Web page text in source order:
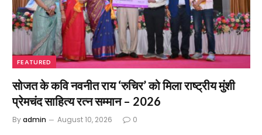
FEATURED
सोजत के कवि नवनीत राय ‘रुचिर’ को मिला राष्ट्रीय मुंशी
प्रेमचंद साहित्य रत्न सम्मान – 2026
Byadmin August 10, 2026 0